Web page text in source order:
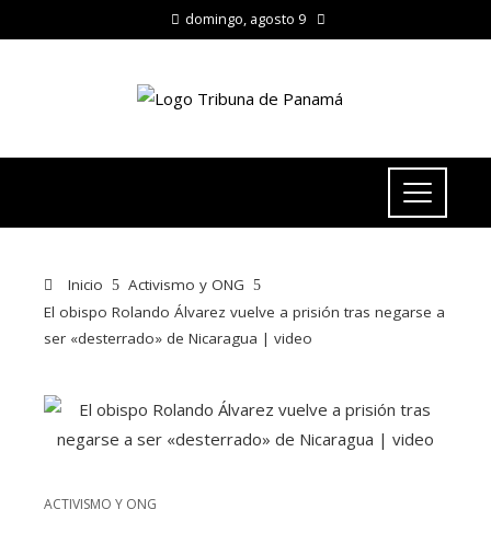
domingo, agosto 9
Inicio
Activismo y ONG
El obispo Rolando Álvarez vuelve a prisión tras negarse a
ser «desterrado» de Nicaragua | video
ACTIVISMO Y ONG